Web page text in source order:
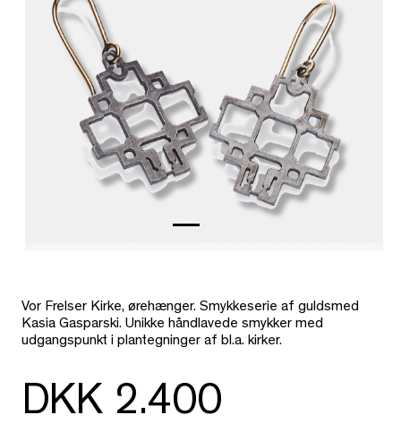
Vor Frelser Kirke, ørehænger. Smykkeserie af guldsmed
Kasia Gasparski. Unikke håndlavede smykker med
udgangspunkt i plantegninger af bl.a. kirker.
DKK 2.400